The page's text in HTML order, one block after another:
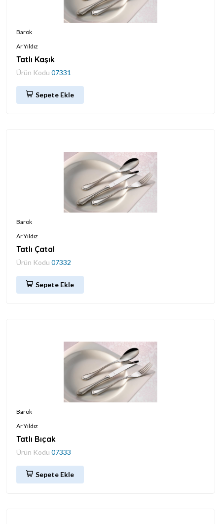
Barok
Ar Yıldız
Tatlı Kaşık
Ürün Kodu 07331
Sepete Ekle
Barok
Ar Yıldız
Tatlı Çatal
Ürün Kodu 07332
Sepete Ekle
Barok
Ar Yıldız
Tatlı Bıçak
Ürün Kodu 07333
Sepete Ekle